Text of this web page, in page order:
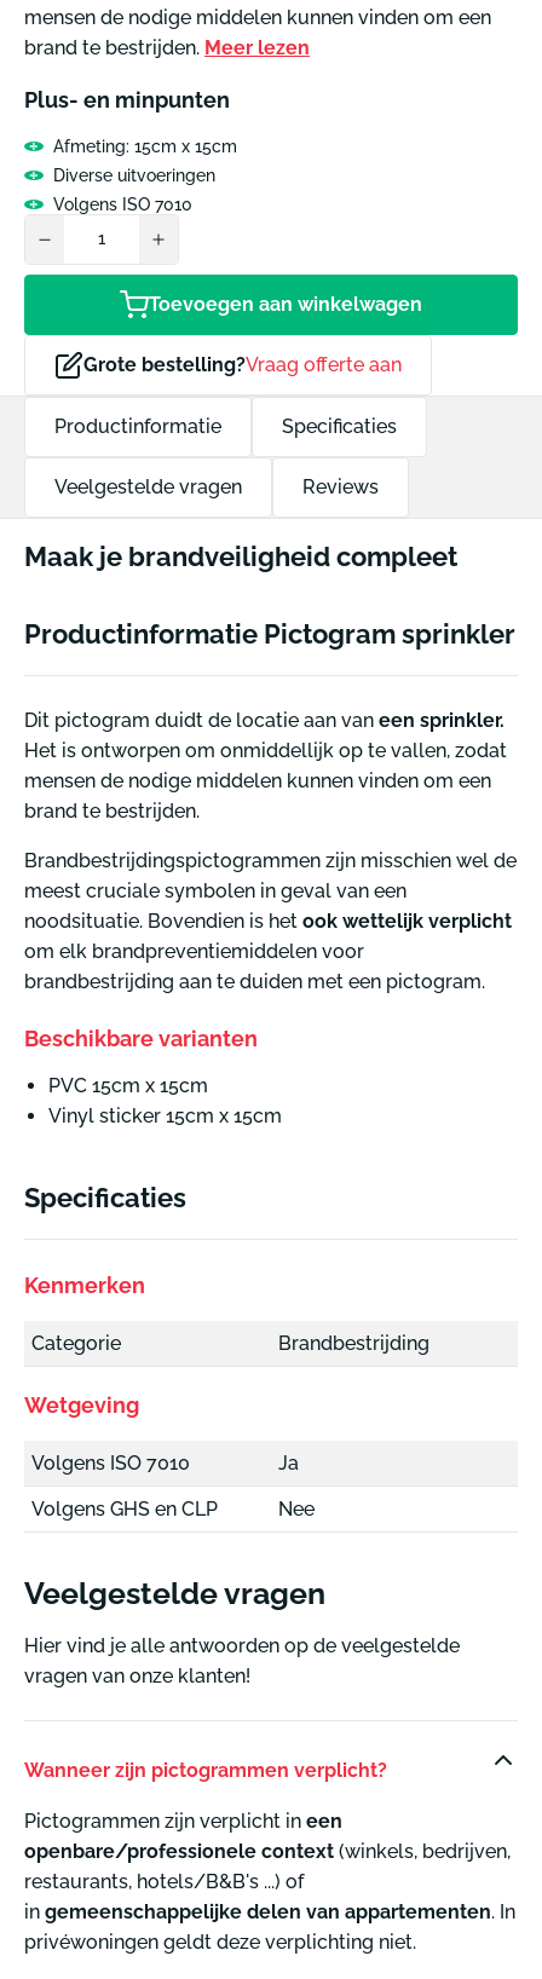
mensen de nodige middelen kunnen vinden om een
brand te bestrijden. Meer lezen
Plus- en minpunten
Afmeting: 15cm x 15cm
Diverse uitvoeringen
Volgens ISO 7010
Toevoegen aan winkelwagen
Grote bestelling?Vraag offerte aan
Productinformatie Specificaties
Veelgestelde vragen Reviews
Maak je brandveiligheid compleet
Productinformatie Pictogram sprinkler
Dit pictogram duidt de locatie aan van een sprinkler.
Het is ontworpen om onmiddellijk op te vallen, zodat
mensen de nodige middelen kunnen vinden om een
brand te bestrijden.
Brandbestrijdingspictogrammen zijn misschien wel de
meest cruciale symbolen in geval van een
noodsituatie. Bovendien is het ook wettelijk verplicht
om elk brandpreventiemiddelen voor
brandbestrijding aan te duiden met een pictogram.
Beschikbare varianten
PVC 15cm x 15cm
Vinyl sticker 15cm x 15cm
Specificaties
Kenmerken
Categorie Brandbestrijding
Wetgeving
Volgens ISO 7010
Ja
Volgens GHS en CLP
Nee
Veelgestelde vragen
Hier vind je alle antwoorden op de veelgestelde
vragen van onze klanten!
Wanneer zijn pictogrammen verplicht?
Pictogrammen zijn verplicht in een
openbare/professionele context (winkels, bedrijven,
restaurants, hotels/B&B's ...) of
in gemeenschappelijke delen van appartementen. In
privéwoningen geldt deze verplichting niet.